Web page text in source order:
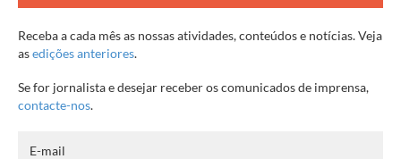
Receba a cada mês as nossas atividades, conteúdos e notícias. Veja
asedições anteriores.
Se for jornalista e desejar receber os comunicados de imprensa,
contacte-nos.
E-mail